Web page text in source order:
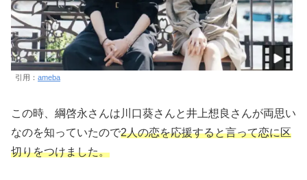
引用： ameba
この時、綱啓永さんは川口葵さんと井上想良さんが両思い
なのを知っていたので2人の恋を応援すると言って恋に区
切りをつけました。